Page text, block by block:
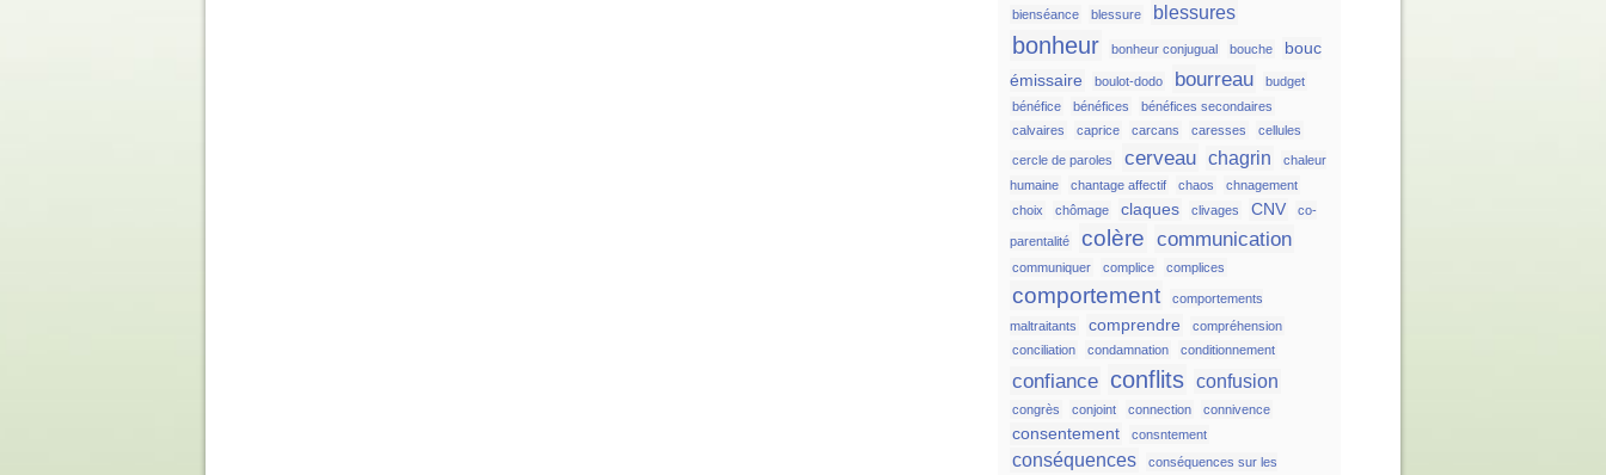
bienséance
blessure blessures
bonheur bonheur conjugual bouche
bouc
émissaire
boulot-dodo bourreau
budget
bénéfice
bénéfices
bénéfices secondaires
calvaires
caprice carcans caresses cellules
cercle de paroles cerveau chagrin
chaleur
humaine
chantage affectif chaos
chnagement
choix
chômage claques clivages CNV co-
parentalité colère communication
communiquer complice complices
comportement
comportements
maltraitants
comprendre
compréhension
conciliation
condamnation conditionnement
confiance conflits confusion
congrès conjoint connection connivence
consentement consntement
conséquences
conséquences sur les